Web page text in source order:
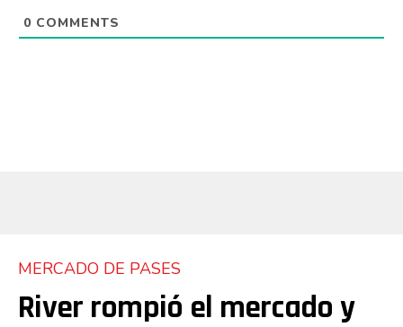
0 COMMENTS
MERCADO DE PASES
River rompió el mercado y